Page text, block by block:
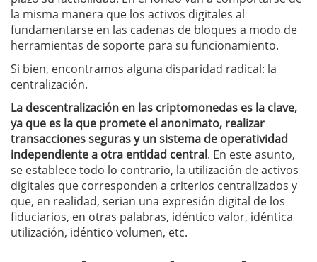
la misma manera que los activos digitales al
fundamentarse en las cadenas de bloques a modo de
herramientas de soporte para su funcionamiento.
Si bien, encontramos alguna disparidad radical: la
centralización.
La descentralización en las criptomonedas es la clave,
ya que es la que promete el anonimato, realizar
transacciones seguras y un sistema de operatividad
independiente a otra entidad central. En este asunto,
se establece todo lo contrario, la utilización de activos
digitales que corresponden a criterios centralizados y
que, en realidad, serian una expresión digital de los
fiduciarios, en otras palabras, idéntico valor, idéntica
utilización, idéntico volumen, etc.